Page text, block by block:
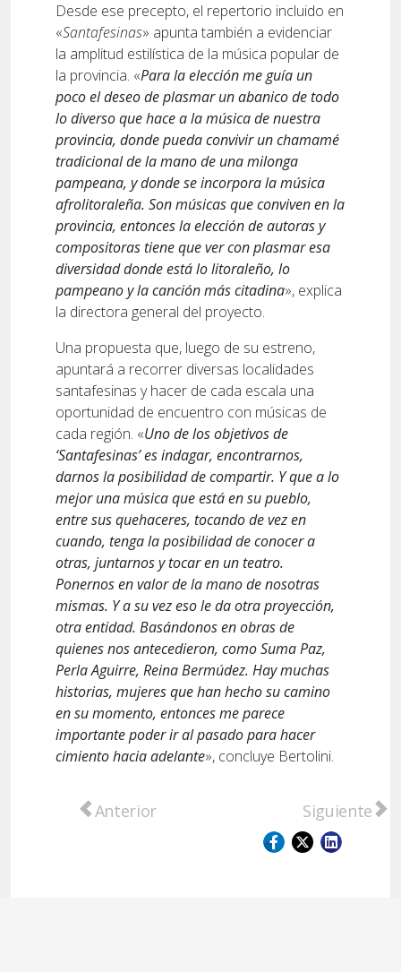
Desde ese precepto, el repertorio incluido en
«Santafesinas» apunta también a evidenciar
la amplitud estilística de la música popular de
la provincia. «Para la elección me guía un
poco el deseo de plasmar un abanico de todo
lo diverso que hace a la música de nuestra
provincia, donde pueda convivir un chamamé
tradicional de la mano de una milonga
pampeana, y donde se incorpora la música
afrolitoraleña. Son músicas que conviven en la
provincia, entonces la elección de autoras y
compositoras tiene que ver con plasmar esa
diversidad donde está lo litoraleño, lo
pampeano y la canción más citadina», explica
la directora general del proyecto.
Una propuesta que, luego de su estreno,
apuntará a recorrer diversas localidades
santafesinas y hacer de cada escala una
oportunidad de encuentro con músicas de
cada región. «Uno de los objetivos de
‘Santafesinas’ es indagar, encontrarnos,
darnos la posibilidad de compartir. Y que a lo
mejor una música que está en su pueblo,
entre sus quehaceres, tocando de vez en
cuando, tenga la posibilidad de conocer a
otras, juntarnos y tocar en un teatro.
Ponernos en valor de la mano de nosotras
mismas. Y a su vez eso le da otra proyección,
otra entidad. Basándonos en obras de
quienes nos antecedieron, como Suma Paz,
Perla Aguirre, Reina Bermúdez. Hay muchas
historias, mujeres que han hecho su camino
en su momento, entonces me parece
importante poder ir al pasado para hacer
cimiento hacia adelante», concluye Bertolini.
Artículo anterior: Rodrigo Quinteros llega
Anterior Artículo
Siguiente